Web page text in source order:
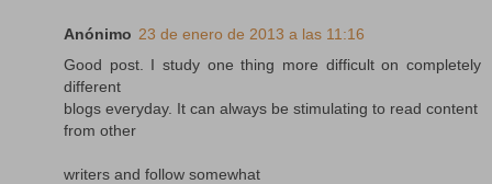
Anónimo 23 de enero de 2013 a las 11:16
Good post. I study one thing more difficult on completely
different
blogs everyday. It can always be stimulating to read content
from other
writers and follow somewhat